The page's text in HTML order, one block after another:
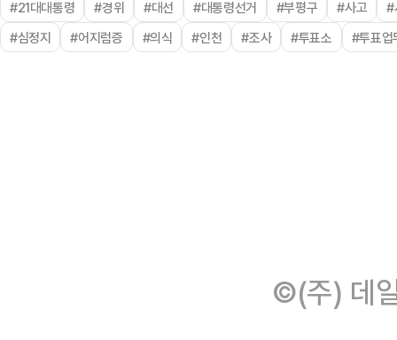
#21대대통령 #경위 #대선 #대통령선거 #부평구 #사고
#
#심정지
#어지럼증 #의식 #인천 #조사 #투표소 #투표업
©(주) 데